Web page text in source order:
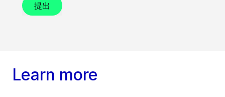
提出
Learn more